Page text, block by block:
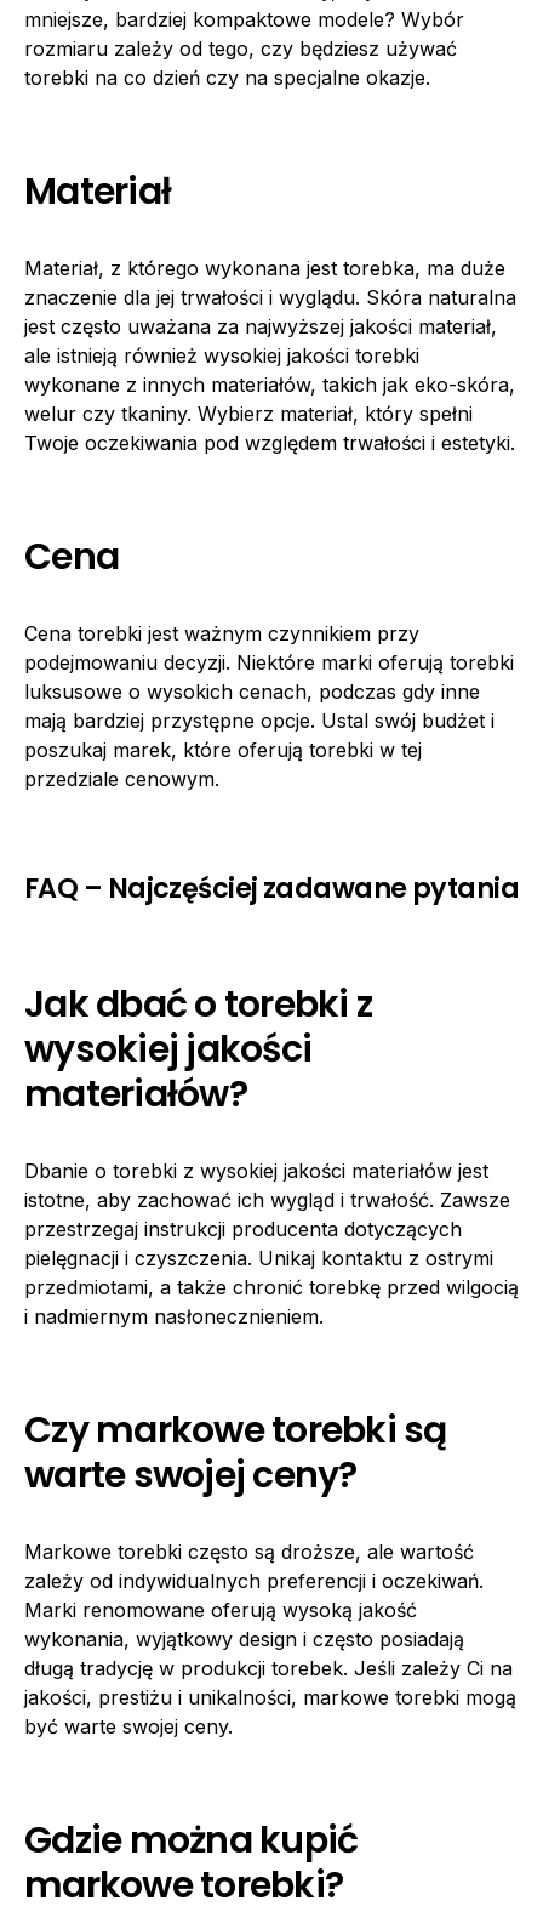
mniejsze, bardziej kompaktowe modele? Wybór
rozmiaru zależy od tego, czy będziesz używać
torebki na co dzień czy na specjalne okazje.
Materiał
Materiał, z którego wykonana jest torebka, ma duże
znaczenie dla jej trwałości i wyglądu. Skóra naturalna
jest często uważana za najwyższej jakości materiał,
ale istnieją również wysokiej jakości torebki
wykonane z innych materiałów, takich jak eko-skóra,
welur czy tkaniny. Wybierz materiał, który spełni
Twoje oczekiwania pod względem trwałości i estetyki.
Cena
Cena torebki jest ważnym czynnikiem przy
podejmowaniu decyzji. Niektóre marki oferują torebki
luksusowe o wysokich cenach, podczas gdy inne
mają bardziej przystępne opcje. Ustal swój budżet i
poszukaj marek, które oferują torebki w tej
przedziale cenowym.
FAQ – Najczęściej zadawane pytania
Jak dbać o torebki z
wysokiej jakości
materiałów?
Dbanie o torebki z wysokiej jakości materiałów jest
istotne, aby zachować ich wygląd i trwałość. Zawsze
przestrzegaj instrukcji producenta dotyczących
pielęgnacji i czyszczenia. Unikaj kontaktu z ostrymi
przedmiotami, a także chronić torebkę przed wilgocią
i nadmiernym nasłonecznieniem.
Czy markowe torebki są
warte swojej ceny?
Markowe torebki często są droższe, ale wartość
zależy od indywidualnych preferencji i oczekiwań.
Marki renomowane oferują wysoką jakość
wykonania, wyjątkowy design i często posiadają
długą tradycję w produkcji torebek. Jeśli zależy Ci na
jakości, prestiżu i unikalności, markowe torebki mogą
być warte swojej ceny.
Gdzie można kupić
markowe torebki?